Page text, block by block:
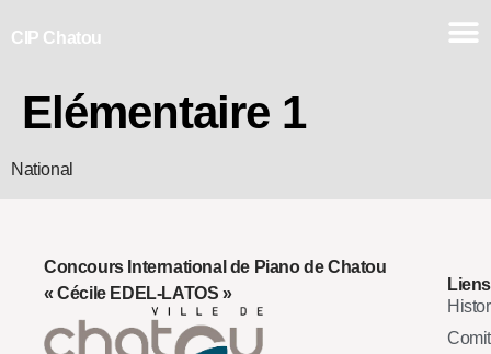
CIP Chatou
Elémentaire 1
National
Concours International de Piano de Chatou
« Cécile EDEL-LATOS »